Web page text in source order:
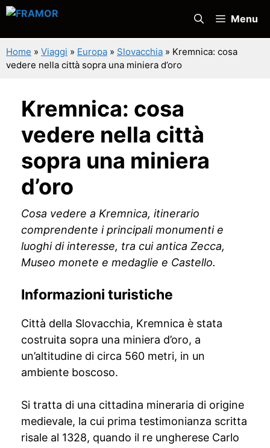
Vai
contenuto
Menu
Home » Viaggi » Europa » Slovacchia » Kremnica: cosa
vedere nella città sopra una miniera d’oro
Kremnica: cosa
vedere nella città
sopra una miniera
d’oro
Cosa vedere a Kremnica, itinerario
comprendente i principali monumenti e
luoghi di interesse, tra cui antica Zecca,
Museo monete e medaglie e Castello.
Informazioni turistiche
Città della Slovacchia, Kremnica è stata
costruita sopra una miniera d’oro, a
un’altitudine di circa 560 metri, in un
ambiente boscoso.
Si tratta di una cittadina mineraria di origine
medievale, la cui prima testimonianza scritta
risale al 1328, quando il re ungherese Carlo